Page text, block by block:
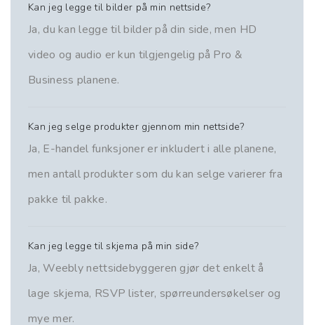
Kan jeg legge til bilder på min nettside?
Ja, du kan legge til bilder på din side, men HD
video og audio er kun tilgjengelig på Pro &
Business planene.
Kan jeg selge produkter gjennom min nettside?
Ja, E-handel funksjoner er inkludert i alle planene,
men antall produkter som du kan selge varierer fra
pakke til pakke.
Kan jeg legge til skjema på min side?
Ja, Weebly nettsidebyggeren gjør det enkelt å
lage skjema, RSVP lister, spørreundersøkelser og
mye mer.